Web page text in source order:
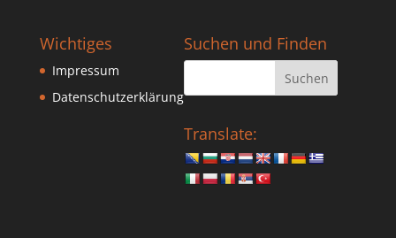
Wichtiges
Impressum
Datenschutzerklärung
Suchen und Finden
Translate: